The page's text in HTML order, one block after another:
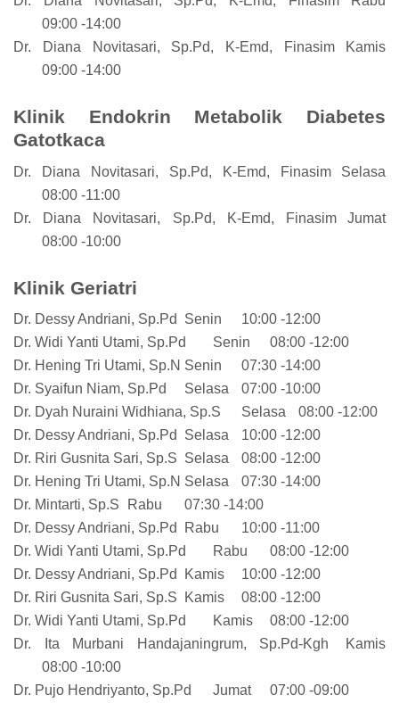
09:00 -14:00
Dr. Diana Novitasari, Sp.Pd, K-Emd, Finasim
Kamis
09:00 -14:00
Klinik Endokrin Metabolik Diabetes
Gatotkaca
Dr. Diana Novitasari, Sp.Pd, K-Emd, Finasim
Selasa
08:00 -11:00
Dr. Diana Novitasari, Sp.Pd, K-Emd, Finasim
Jumat
08:00 -10:00
Klinik Geriatri
Dr. Dessy Andriani, Sp.Pd Senin
10:00 -12:00
Dr. Widi Yanti Utami, Sp.Pd
Senin
08:00 -12:00
Dr. Hening Tri Utami, Sp.N Senin
07:30 -14:00
Dr. Syaifun Niam, Sp.Pd
Selasa
07:00 -10:00
Dr. Dyah Nuraini Widhiana, Sp.S
Selasa
08:00 -12:00
Dr. Dessy Andriani, Sp.Pd
Selasa
10:00 -12:00
Dr. Riri Gusnita Sari, Sp.S Selasa
08:00 -12:00
Dr. Hening Tri Utami, Sp.N Selasa
07:30 -14:00
Dr. Mintarti, Sp.S
Rabu
07:30 -14:00
Dr. Dessy Andriani, Sp.Pd
Rabu
10:00 -11:00
Dr. Widi Yanti Utami, Sp.Pd
Rabu
08:00 -12:00
Dr. Dessy Andriani, Sp.Pd
Kamis
10:00 -12:00
Dr. Riri Gusnita Sari, Sp.S
Kamis
08:00 -12:00
Dr. Widi Yanti Utami, Sp.Pd
Kamis
08:00 -12:00
Dr. Ita Murbani Handajaningrum, Sp.Pd-Kgh
Kamis
08:00 -10:00
Dr. Pujo Hendriyanto, Sp.Pd
Jumat
07:00 -09:00